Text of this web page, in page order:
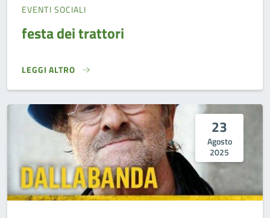
EVENTI SOCIALI
festa dei trattori
LEGGI ALTRO
FESTA DEI TRATTORI}
23
Agosto
2025